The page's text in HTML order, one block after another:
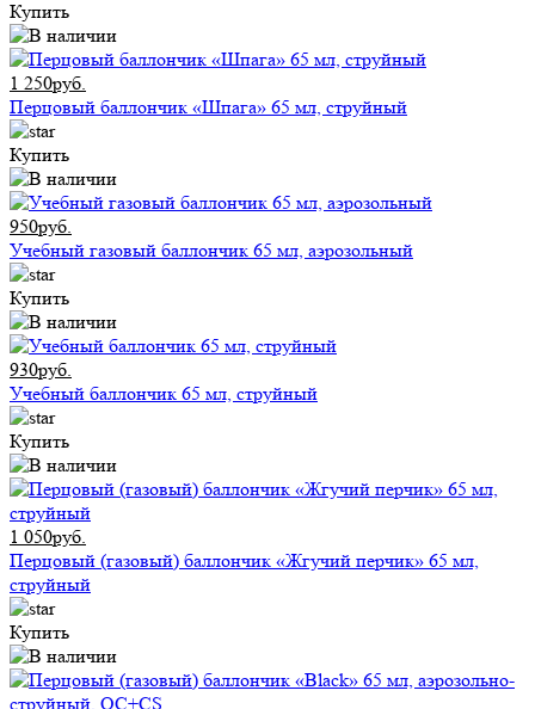
Купить
1 250руб.
Перцовый баллончик «Шпага» 65 мл, струйный
Купить
950руб.
Учебный газовый баллончик 65 мл, аэрозольный
Купить
930руб.
Учебный баллончик 65 мл, струйный
Купить
1 050руб.
Перцовый (газовый) баллончик «Жгучий перчик» 65 мл,
струйный
Купить